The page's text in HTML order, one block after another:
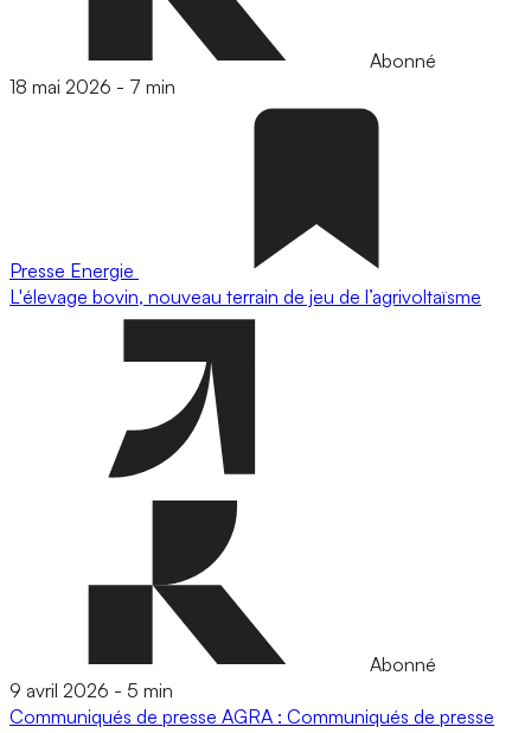
Abonné
18 mai 2026 - 7 min
Presse Energie
L'élevage bovin, nouveau terrain de jeu de l’agrivoltaïsme
Abonné
9 avril 2026 - 5 min
Communiqués de presse AGRA : Communiqués de presse